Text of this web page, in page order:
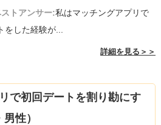
トアンサー:私はマッチングアプリで
をした経験が...
詳細を見る＞＞
で初回デートを割り勘にす
性）